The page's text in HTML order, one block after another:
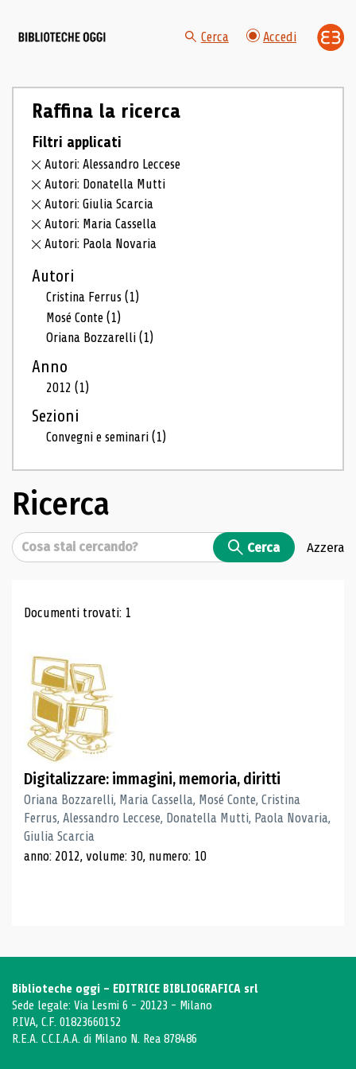
Cerca Accedi
Raffina la ricerca
Filtri applicati
Autori: Alessandro Leccese
Autori: Donatella Mutti
Autori: Giulia Scarcia
Autori: Maria Cassella
Autori: Paola Novaria
Autori
Cristina Ferrus(1)
Mosé Conte(1)
Oriana Bozzarelli(1)
Anno
2012(1)
Sezioni
Convegni e seminari(1)
Ricerca
Cerca Cerca Azzera
Risultati di ricerca
Documenti trovati: 1
Digitalizzare: immagini, memoria, diritti
Oriana Bozzarelli, Maria Cassella, Mosé Conte, Cristina
Ferrus, Alessandro Leccese, Donatella Mutti, Paola Novaria,
Giulia Scarcia
anno: 2012, volume: 30, numero: 10
Biblioteche oggi - EDITRICE BIBLIOGRAFICA srl
Sede legale: Via Lesmi 6 - 20123 - Milano
P.IVA, C.F. 01823660152
R.E.A. C.C.I.A.A. di Milano N. Rea 878486